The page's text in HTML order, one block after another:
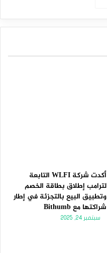
أكدت شركة WLFI التابعة
لترامب إطلاق بطاقة الخصم
وتطبيق البيع بالتجزئة في إطار
شراكتها مع Bithumb
سبتمبر 24, 2025